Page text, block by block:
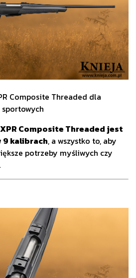
Composite Threaded dla
Composite Threaded jest
9 kalibrach, a wszystko to, aby
potrzeby myśliwych czy